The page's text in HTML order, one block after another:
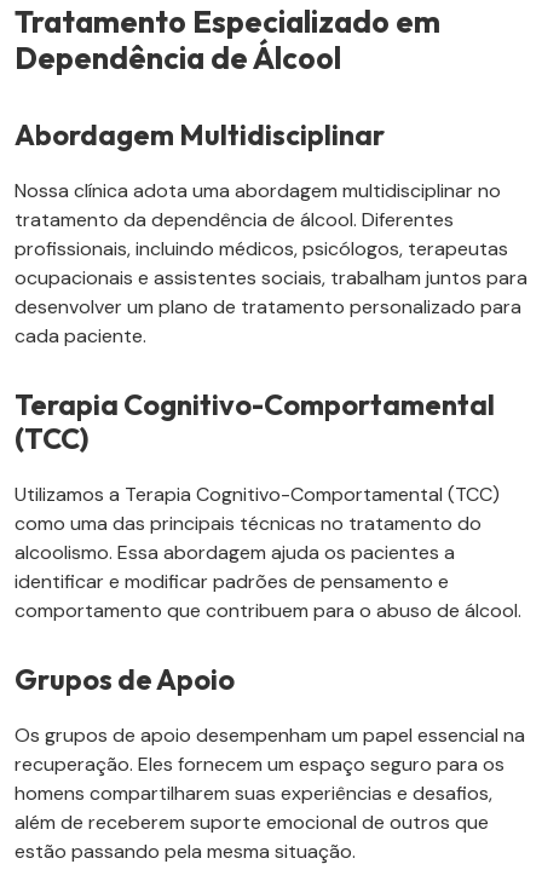
Tratamento Especializado em
Dependência de Álcool
Abordagem Multidisciplinar
Nossa clínica adota uma abordagem multidisciplinar no
tratamento da dependência de álcool. Diferentes
profissionais, incluindo médicos, psicólogos, terapeutas
ocupacionais e assistentes sociais, trabalham juntos para
desenvolver um plano de tratamento personalizado para
cada paciente.
Terapia Cognitivo-Comportamental
(TCC)
Utilizamos a Terapia Cognitivo-Comportamental (TCC)
como uma das principais técnicas no tratamento do
alcoolismo. Essa abordagem ajuda os pacientes a
identificar e modificar padrões de pensamento e
comportamento que contribuem para o abuso de álcool.
Grupos de Apoio
Os grupos de apoio desempenham um papel essencial na
recuperação. Eles fornecem um espaço seguro para os
homens compartilharem suas experiências e desafios,
além de receberem suporte emocional de outros que
estão passando pela mesma situação.